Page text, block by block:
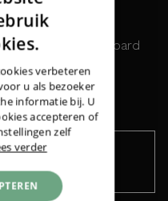
over de Chopard
45MM
45MM
GERMAN
verbeteren
u als bezoeker
informatie bij. U
accepteren of
zelf
verder